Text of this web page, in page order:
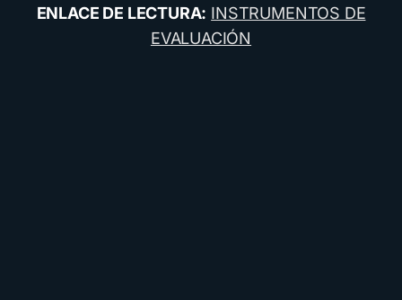
ENLACE DE LECTURA: INSTRUMENTOS DE
EVALUACIÓN